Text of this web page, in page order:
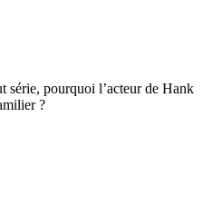
pourquoi l’acteur de Hank
?